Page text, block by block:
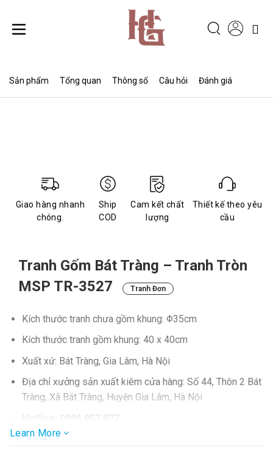
đến
nội
Sản phẩm Tổng quan Thông số Câu hỏi Đánh giá
Giao hàng nhanh
chóng.
Ship
COD
Cam kết chất
lượng
Thiết kế theo yêu
cầu
Tranh Gốm Bát Tràng – Tranh Tròn
MSP TR-3527
Tranh Đơn
Kích thước tranh chưa gồm khung: Φ35cm
Kích thước tranh gồm khung: 40 x 40cm
Xuất xứ: Bát Tràng, Gia Lâm, Hà Nội
Địa chỉ xưởng sản xuất kiêm cửa hàng: Số 44, Thôn 2 Bát
Tràng, Xã Bát Tràng, Huyện Gia Lâm, Hà Nội
Hotline: 0986.857.877
Learn More